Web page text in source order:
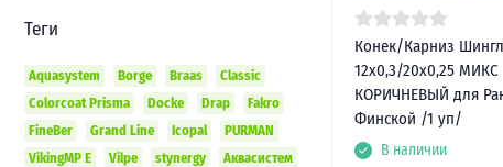
Теги
Aquasystem Borge Braas
Classic
Colorcoat Prisma
Docke Drap
Fakro
FineBer
Grand Line Icopal
PURMAN
VikingMP E
Vilpe stynergy
Аквасистем
Конек/Карниз
12х0,3/20х0,25 МИКС
КОРИЧНЕВЫЙ для
Финской /1 уп/
В наличии